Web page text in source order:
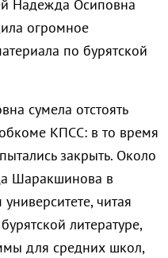
Надежда Осиповна
огромное
по бурятской
сумела отстоять
КПСС: в то время
закрыть. Около
Шаракшинова в
читая
литературе,
для средних школ,